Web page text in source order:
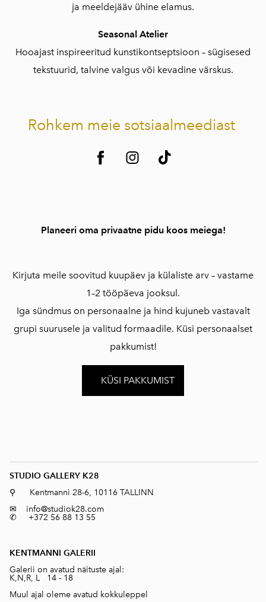
ja meeldejääv ühine elamus.
Seasonal Atelier
Hooajast inspireeritud kunstikontseptsioon – sügisesed
tekstuurid, talvine valgus või kevadine värskus.
Rohkem meie sotsiaalmeediast
Planeeri oma privaatne pidu koos meiega!
Kirjuta meile soovitud kuupäev ja külaliste arv – vastame
1–2 tööpäeva jooksul.
Iga sündmus on personaalne ja hind kujuneb vastavalt
grupi suurusele ja valitud formaadile. Küsi personaalset
pakkumist!
KÜSI PAKKUMIST
STUDIO GALLERY K28
⚲ Kentmanni 28-6, 10116 TALLINN
✉ info@studiok28.com
✆ +372 56 88 13 55
KENTMANNI GALERII
Galerii on avatud näituste ajal:
K,N,R, L 14 - 18
Muul ajal oleme avatud kokkuleppel